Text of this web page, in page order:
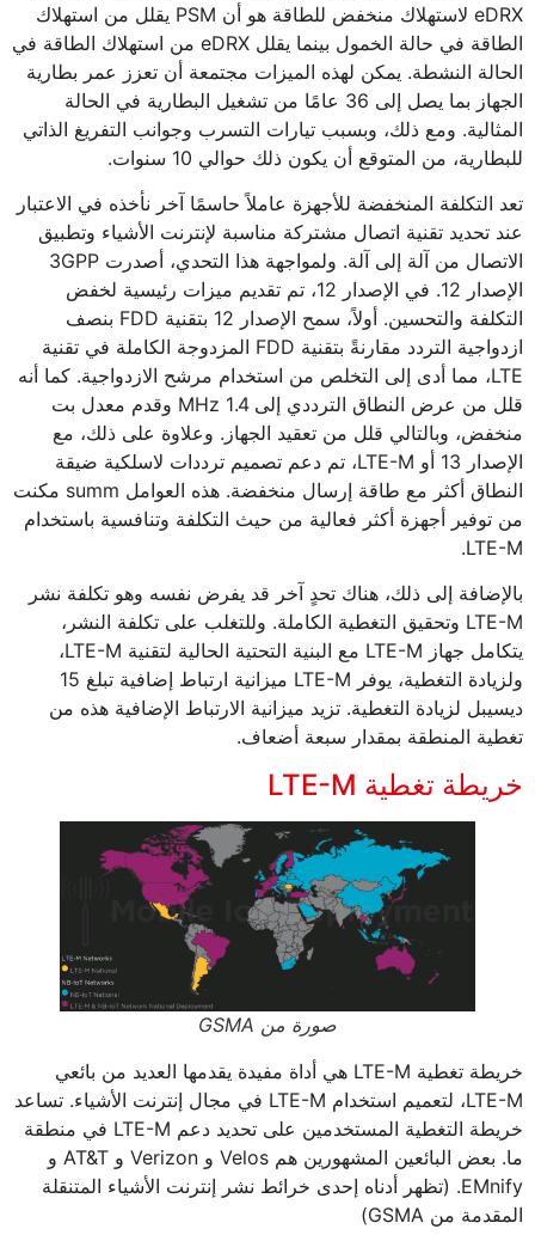
eDRX لاستهلاك منخفض للطاقة هو أن PSM يقلل من استهلاك
الطاقة في حالة الخمول بينما يقلل eDRX من استهلاك الطاقة في
الحالة النشطة. يمكن لهذه الميزات مجتمعة أن تعزز عمر بطارية
الجهاز بما يصل إلى 36 عامًا من تشغيل البطارية في الحالة
المثالية. ومع ذلك، وبسبب تيارات التسرب وجوانب التفريغ الذاتي
للبطارية، من المتوقع أن يكون ذلك حوالي 10 سنوات.
تعد التكلفة المنخفضة للأجهزة عاملاً حاسمًا آخر نأخذه في الاعتبار
عند تحديد تقنية اتصال مشتركة مناسبة لإنترنت الأشياء وتطبيق
الاتصال من آلة إلى آلة. ولمواجهة هذا التحدي، أصدرت 3GPP
الإصدار 12. في الإصدار 12، تم تقديم ميزات رئيسية لخفض
التكلفة والتحسين. أولاً، سمح الإصدار 12 بتقنية FDD بنصف
ازدواجية التردد مقارنةً بتقنية FDD المزدوجة الكاملة في تقنية
LTE، مما أدى إلى التخلص من استخدام مرشح الازدواجية. كما أنه
قلل من عرض النطاق الترددي إلى 1.4 MHz وقدم معدل بت
منخفض، وبالتالي قلل من تعقيد الجهاز. وعلاوة على ذلك، مع
الإصدار 13 أو LTE-M، تم دعم تصميم ترددات لاسلكية ضيقة
النطاق أكثر مع طاقة إرسال منخفضة. هذه العوامل summ مكنت
من توفير أجهزة أكثر فعالية من حيث التكلفة وتنافسية باستخدام
LTE-M.
بالإضافة إلى ذلك، هناك تحدٍ آخر قد يفرض نفسه وهو تكلفة نشر
LTE-M وتحقيق التغطية الكاملة. وللتغلب على تكلفة النشر،
يتكامل جهاز LTE-M مع البنية التحتية الحالية لتقنية LTE-M،
ولزيادة التغطية، يوفر LTE-M ميزانية ارتباط إضافية تبلغ 15
ديسيبل لزيادة التغطية. تزيد ميزانية الارتباط الإضافية هذه من
تغطية المنطقة بمقدار سبعة أضعاف.
خريطة تغطية LTE-M
صورة من GSMA
خريطة تغطية LTE-M هي أداة مفيدة يقدمها العديد من بائعي
LTE-M، لتعميم استخدام LTE-M في مجال إنترنت الأشياء. تساعد
خريطة التغطية المستخدمين على تحديد دعم LTE-M في منطقة
ما. بعض البائعين المشهورين هم Velos و Verizon و AT&T و
EMnify. (تظهر أدناه إحدى خرائط نشر إنترنت الأشياء المتنقلة
المقدمة من GSMA)